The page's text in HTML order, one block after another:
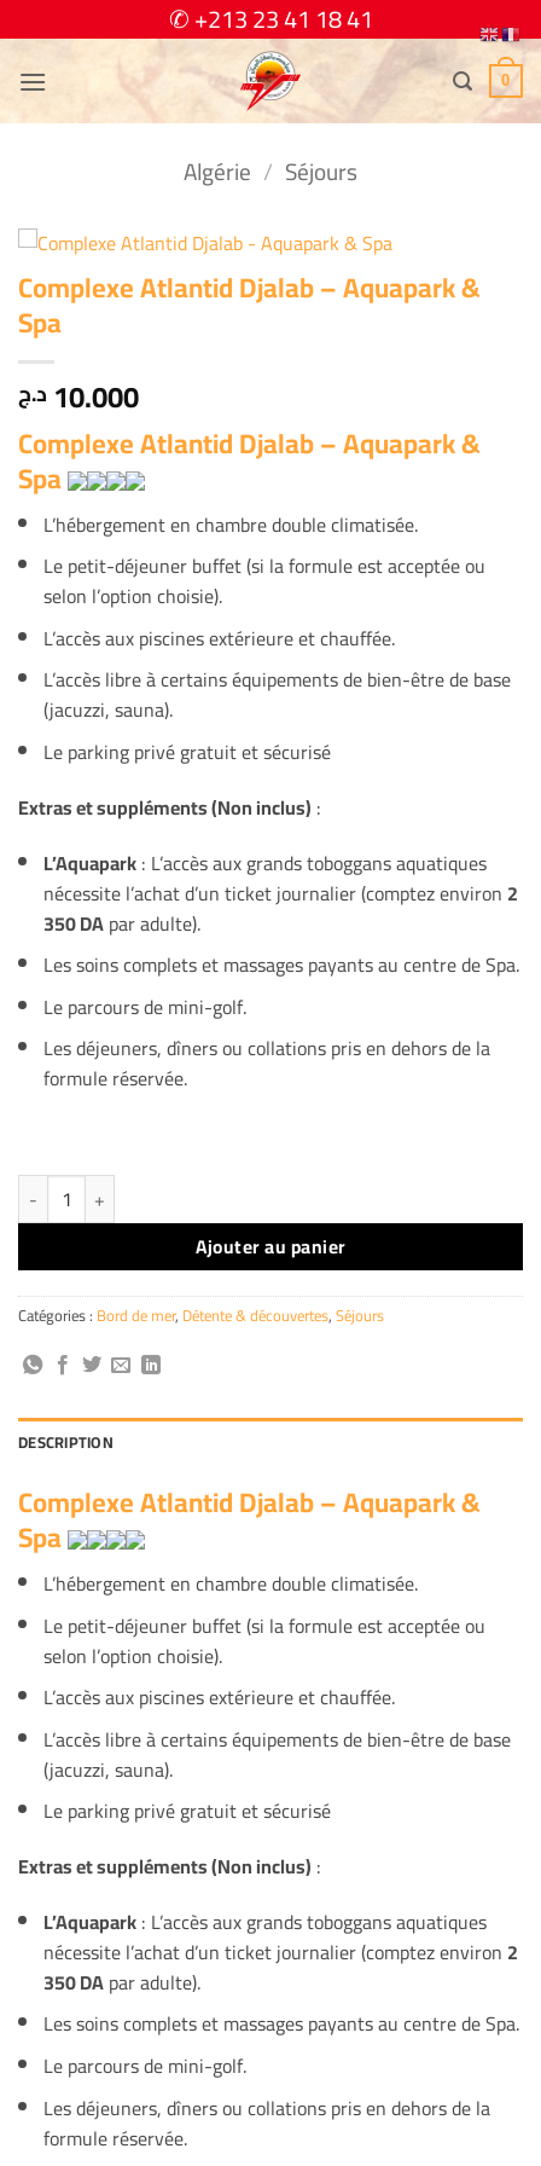
au
contenu
✆ +213 23 41 18 41
0
Algérie / Séjours
Complexe Atlantid Djalab – Aquapark &
Spa
10.000 د.ج
Complexe Atlantid Djalab – Aquapark &
Spa
L’hébergement en chambre double climatisée.
Le petit-déjeuner buffet (si la formule est acceptée ou
selon l’option choisie).
L’accès aux piscines extérieure et chauffée.
L’accès libre à certains équipements de bien-être de base
(jacuzzi, sauna).
Le parking privé gratuit et sécurisé
Extras et suppléments (Non inclus) :
L’Aquapark: L’accès aux grands toboggans aquatiques
nécessite l’achat d’un ticket journalier (comptez environ 2
350 DApar adulte).
Les soins complets et massages payants au centre de Spa.
Le parcours de mini-golf.
Les déjeuners, dîners ou collations pris en dehors de la
formule réservée.
quantité de Complexe Atlantid Djalab - Aquapark & Spa
Ajouter au panier
Catégories : Bord de mer, Détente & découvertes,Séjours
DESCRIPTION
Complexe Atlantid Djalab – Aquapark &
Spa
L’hébergement en chambre double climatisée.
Le petit-déjeuner buffet (si la formule est acceptée ou
selon l’option choisie).
L’accès aux piscines extérieure et chauffée.
L’accès libre à certains équipements de bien-être de base
(jacuzzi, sauna).
Le parking privé gratuit et sécurisé
Extras et suppléments (Non inclus) :
L’Aquapark: L’accès aux grands toboggans aquatiques
nécessite l’achat d’un ticket journalier (comptez environ 2
350 DApar adulte).
Les soins complets et massages payants au centre de Spa.
Le parcours de mini-golf.
Les déjeuners, dîners ou collations pris en dehors de la
formule réservée.